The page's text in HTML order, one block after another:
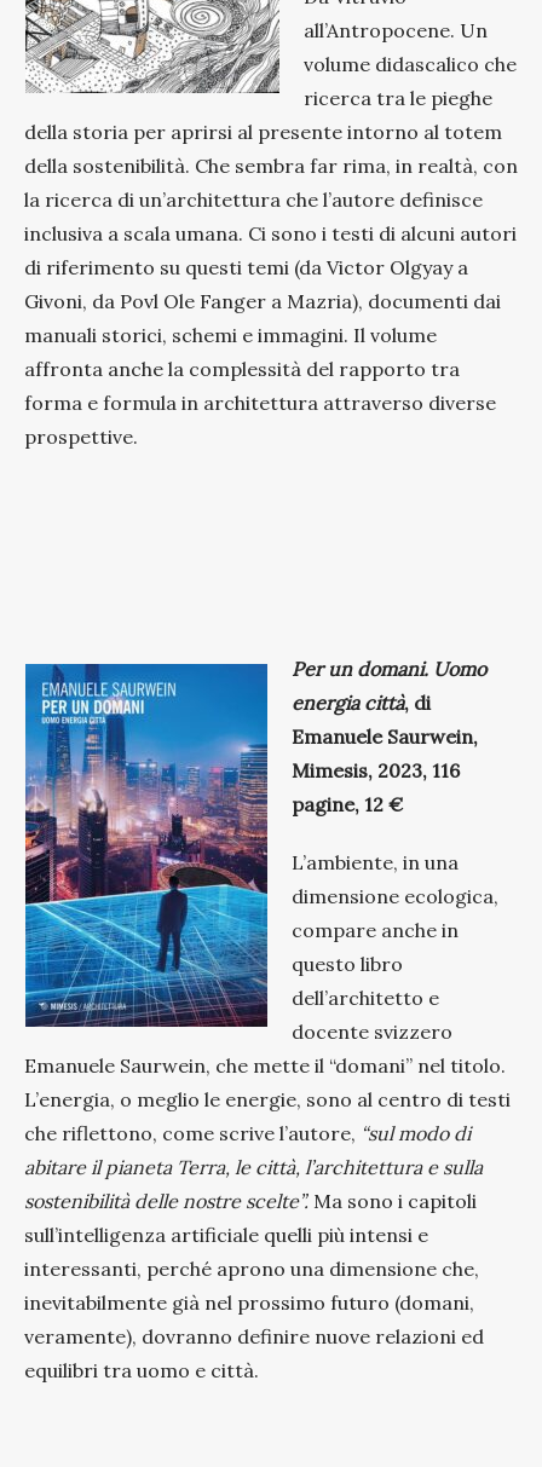
all’Antropocene. Un
volume didascalico che
ricerca tra le pieghe
della storia per aprirsi al presente intorno al totem
della sostenibilità. Che sembra far rima, in realtà, con
la ricerca di un’architettura che l’autore definisce
inclusiva a scala umana. Ci sono i testi di alcuni autori
di riferimento su questi temi (da Victor Olgyay a
Givoni, da Povl Ole Fanger a Mazria), documenti dai
manuali storici, schemi e immagini. Il volume
affronta anche la complessità del rapporto tra
forma e formula in architettura attraverso diverse
prospettive.
Per un domani. Uomo
energia città, di
Emanuele Saurwein,
Mimesis, 2023, 116
pagine, 12 €
L’ambiente, in una
dimensione ecologica,
compare anche in
questo libro
dell’architetto e
docente svizzero
Emanuele Saurwein, che mette il “domani” nel titolo.
L’energia, o meglio le energie, sono al centro di testi
che riflettono, come scrive l’autore, “sul modo di
abitare il pianeta Terra, le città, l’architettura e sulla
sostenibilità delle nostre scelte”. Ma sono i capitoli
sull’intelligenza artificiale quelli più intensi e
interessanti, perché aprono una dimensione che,
inevitabilmente già nel prossimo futuro (domani,
veramente), dovranno definire nuove relazioni ed
equilibri tra uomo e città.